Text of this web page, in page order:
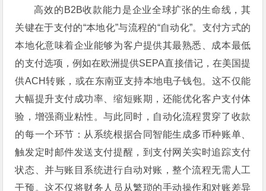
高效的B2B收款能力是企业全球扩张的生命线，其
关键在于支付的“本地化”与流程的“自动化”。支付方式的
本地化意味着企业能够为客户提供其最熟悉、成本最低
的支付选项，例如在欧洲提供SEPA直接借记，在美国提
供ACH转账，或在东南亚支持本地电子钱包。这不仅能
大幅提升支付成功率、缩短账期，还能优化客户支付体
验，增强商业粘性。与此同时，自动化流程贯穿了收款
的每一个环节：从系统根据合同智能生成多币种账单、
触发定时邮件发送支付提醒，到支付网关实时追踪支付
状态、并与账目系统进行自动对账，整个流程无需人工
干预。这不仅将财务人员从繁琐的手动操作和对账差异